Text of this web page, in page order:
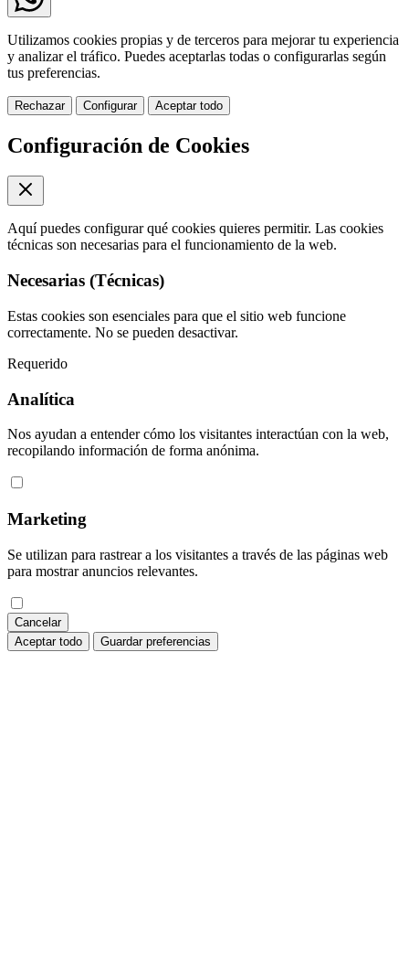
Utilizamos cookies propias y de terceros para mejorar tu experiencia
y analizar el tráfico. Puedes aceptarlas todas o configurarlas según
tus preferencias.
Rechazar Configurar Aceptar todo
Configuración de Cookies
Aquí puedes configurar qué cookies quieres permitir. Las cookies
técnicas son necesarias para el funcionamiento de la web.
Necesarias (Técnicas)
Estas cookies son esenciales para que el sitio web funcione
correctamente. No se pueden desactivar.
Requerido
Analítica
Nos ayudan a entender cómo los visitantes interactúan con la web,
recopilando información de forma anónima.
Marketing
Se utilizan para rastrear a los visitantes a través de las páginas web
para mostrar anuncios relevantes.
Cancelar
Aceptar todo
Guardar preferencias